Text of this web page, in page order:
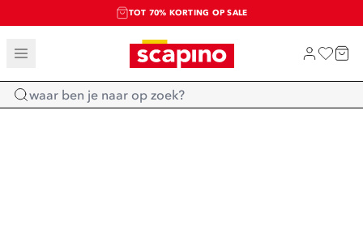
TOT 70% KORTING OP SALE
SALE: LAATSTE KANS!
SHOP NIEUW
Home